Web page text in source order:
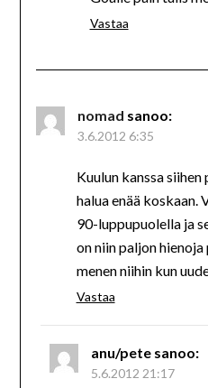
Vastaa
nomad sanoo:
3.6.2012 6:35
Kuulun kanssa
halua enää koskaan.
90-luppupuolella ja
on niin paljon
menen niihin kun
Vastaa
anu/pete sanoo:
5.6.2012 21:17